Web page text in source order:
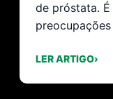
de próstata.
LER ARTIGO›